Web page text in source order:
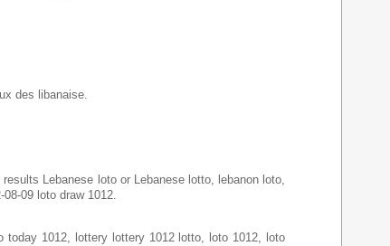
des libanaise.
Lebanese loto or Lebanese lotto, lebanon loto,
09 loto draw 1012.
1012, lottery lottery 1012 lotto, loto 1012, loto